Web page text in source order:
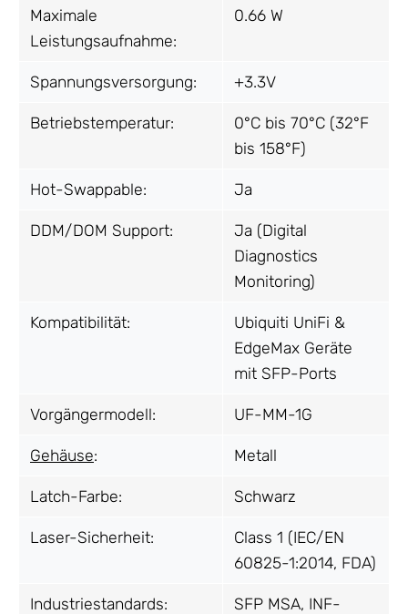
Maximale
Leistungsaufnahme:
0.66 W
Spannungsversorgung: +3.3V
Betriebstemperatur:
0°C bis 70°C (32°F
bis 158°F)
Hot-Swappable: Ja
DDM/DOM Support:
Ja (Digital
Diagnostics
Monitoring)
Kompatibilität:
Ubiquiti UniFi &
EdgeMax Geräte
mit SFP-Ports
Vorgängermodell: UF-MM-1G
Gehäuse: Metall
Latch-Farbe: Schwarz
Laser-Sicherheit:
Class 1 (IEC/EN
60825-1:2014, FDA)
Industriestandards:
SFP MSA, INF-